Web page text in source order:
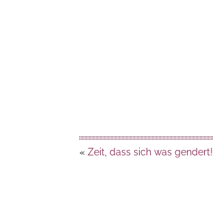
« Zeit, dass sich was gendert!